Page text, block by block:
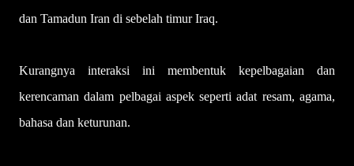
dan Tamadun Iran di sebelah timur Iraq.
Kurangnya interaksi ini membentuk kepelbagaian dan
kerencaman dalam pelbagai aspek seperti adat resam, agama,
bahasa dan keturunan.